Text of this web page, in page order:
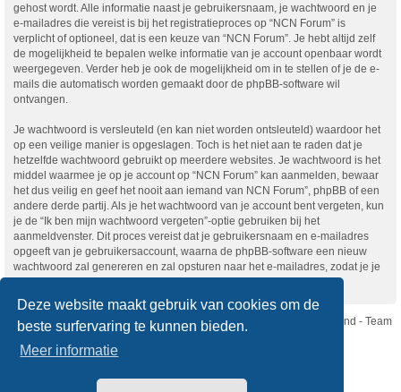
Deze website maakt gebruik van cookies om de
beste surfervaring te kunnen bieden.
Meer informatie
gehost wordt. Alle informatie naast je gebruikersnaam, je wachtwoord en je
e-mailadres die vereist is bij het registratieproces op “NCN Forum” is
verplicht of optioneel, dat is een keuze van “NCN Forum”. Je hebt altijd zelf
de mogelijkheid te bepalen welke informatie van je account openbaar wordt
weergegeven. Verder heb je ook de mogelijkheid om in te stellen of je de e-
mails die automatisch worden gemaakt door de phpBB-software wil
ontvangen.
Je wachtwoord is versleuteld (en kan niet worden ontsleuteld) waardoor het
op een veilige manier is opgeslagen. Toch is het niet aan te raden dat je
hetzelfde wachtwoord gebruikt op meerdere websites. Je wachtwoord is het
middel waarmee je op je account op “NCN Forum” kan aanmelden, bewaar
het dus veilig en geef het nooit aan iemand van NCN Forum”, phpBB of een
andere derde partij. Als je het wachtwoord van je account bent vergeten, kun
je de “Ik ben mijn wachtwoord vergeten”-optie gebruiken bij het
aanmeldvenster. Dit proces vereist dat je gebruikersnaam en e-mailadres
opgeeft van je gebruikersaccount, waarna de phpBB-software een nieuw
wachtwoord zal genereren en zal opsturen naar het e-mailadres, zodat je je
opnieuw kunt aanmelden.
Nikon Club Nederland - Team
Forum
Copyright © Nikon Club Nederland 2023